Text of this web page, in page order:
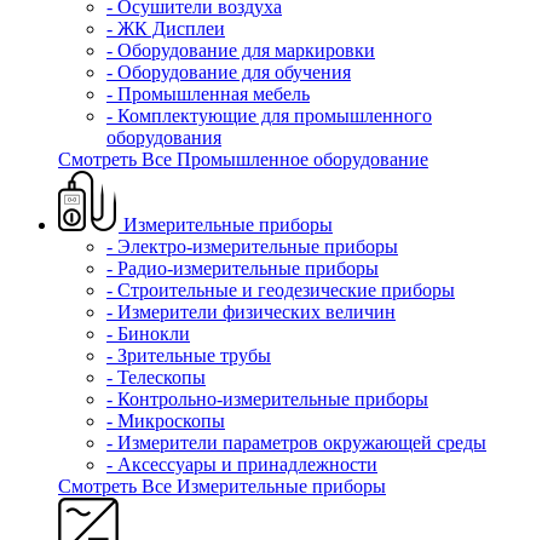
- Осушители воздуха
- ЖК Дисплеи
- Оборудование для маркировки
- Оборудование для обучения
- Промышленная мебель
- Комплектующие для промышленного
оборудования
Смотреть Все Промышленное оборудование
Измерительные приборы
- Электро-измерительные приборы
- Радио-измерительные приборы
- Строительные и геодезические приборы
- Измерители физических величин
- Бинокли
- Зрительные трубы
- Телескопы
- Контрольно-измерительные приборы
- Микроскопы
- Измерители параметров окружающей среды
- Аксессуары и принадлежности
Смотреть Все Измерительные приборы